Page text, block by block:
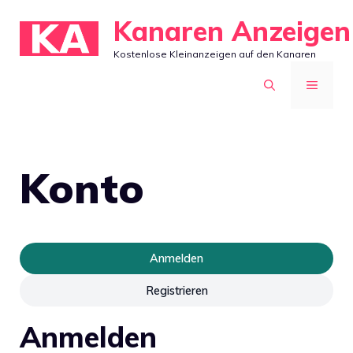
Inhalt
springen
Kanaren Anzeigen
Kostenlose Kleinanzeigen auf den Kanaren
MENÜ
Konto
Anmelden
Registrieren
Anmelden